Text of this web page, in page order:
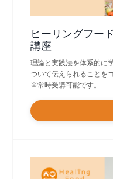
ヒーリングフー
講座
理論と実践法を体系的に
ついて伝えられることを
※常時受講可能です。